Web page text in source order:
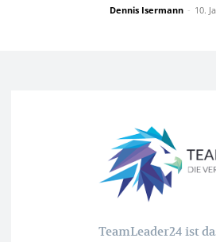
Dennis Isermann - 10.
TeamLeader24 ist